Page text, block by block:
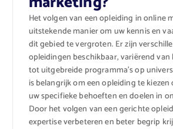
Het volgen van een opleiding in online
uitstekende manier om uw kennis en
dit gebied te vergroten. Er zijn
opleidingen beschikbaar, variërend
tot uitgebreide programma’s op
is belangrijk om een opleiding te kiezen
uw specifieke behoeften en doelen in
Door het volgen van een gerichte
expertise verbeteren en beter begrip